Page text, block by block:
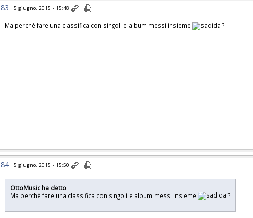
83 5 giugno, 2015 - 15:48
Ma perchè fare una classifica con singoli e album messi insieme ?
84 5 giugno, 2015 - 15:50
OttoMusic ha detto
Ma perchè fare una classifica con singoli e album messi insieme
?